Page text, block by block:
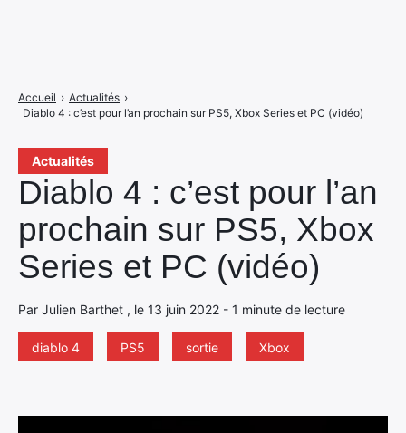
Actualités
Diablo 4 : c’est pour l’an
prochain sur PS5, Xbox
Series et PC (vidéo)
Par Julien Barthet , le 13 juin 2022 - 1 minute de lecture
diablo 4 PS5 sortie Xbox
Accueil › Actualités ›
Diablo 4 : c’est pour l’an prochain sur PS5, Xbox Series et PC (vidéo)